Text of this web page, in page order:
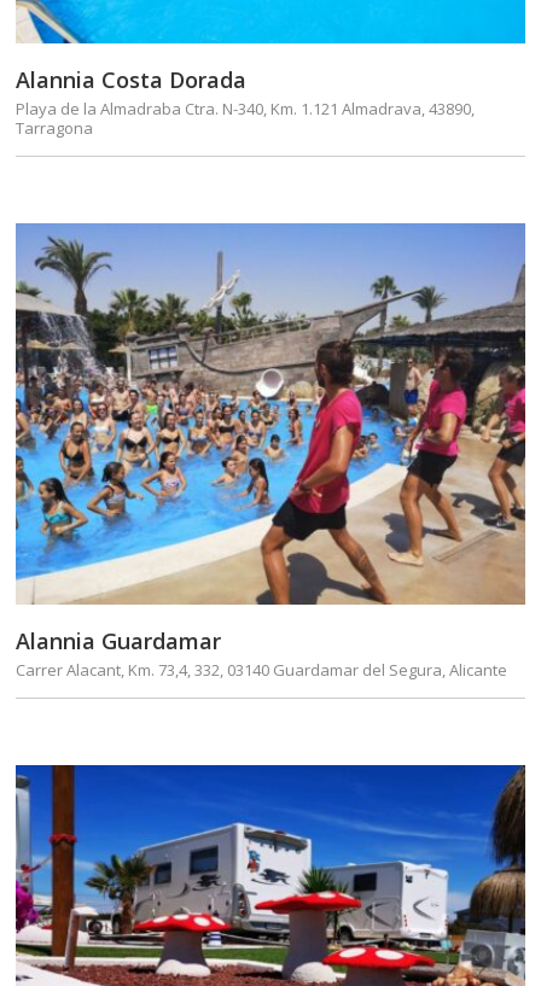
Alannia Costa Dorada
Playa de la Almadraba Ctra. N-340, Km. 1.121 Almadrava, 43890,
Tarragona
Alannia Guardamar
Carrer Alacant, Km. 73,4, 332, 03140 Guardamar del Segura, Alicante